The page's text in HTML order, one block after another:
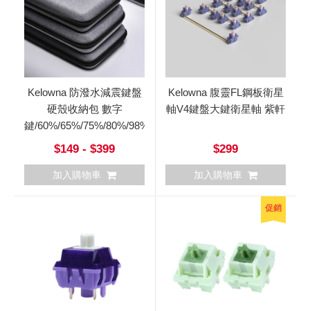
Kelowna 防潑水減震鍵盤
硬殼收納包 數字
鍵/60%/65%/75%/80%/98%/100%
$149 - $399
加入購物車
Kelowna 腹靈FL鋼板衛星
軸V4鍵盤大鍵衛星軸 紫軒
$299
加入購物車
促銷